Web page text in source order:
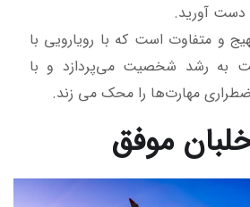
آورید.
و متفاوت است که با رویارویی با
به رشد شخصیت می‌پردازد و با
مهارت‌ها را محک می زند.
موفق